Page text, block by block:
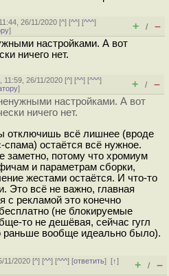
26/11/2020 [^] [^^] [^^^]
] + / –
настройками. А вот
ничего нет.
11:59, 26/11/2020 [^] [^^] [^^^]
] + / –
настройками. А вот
ничего нет.
отключишь всё лишнее (вроде
спама) остаётся всё нужное.
заметно, потому что хромиум
и параметрам сборки,
жестами остаётся. И что-то
Это всё не важно, главная
с рекламой это конечно
(не блокируемые
то не дешёвая, сейчас гугл
раньше вообще идеально было).
11/2020 [^] [^^] [^^^] [ответить][↑]
+ / –